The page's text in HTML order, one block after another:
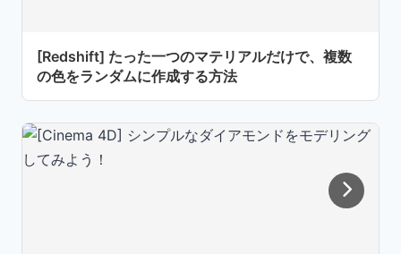
[Redshift] たった一つのマテリアルだけで、複数
の色をランダムに作成する方法